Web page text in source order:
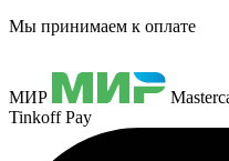
Мы принимаем к оплате
МИР
Tinkoff Pay